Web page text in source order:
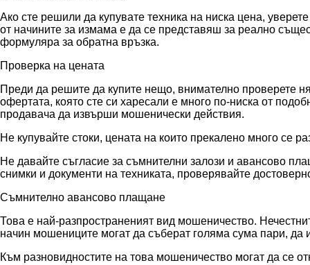
Ако сте решили да купувате техника на ниска цена,
от начините за измама е да се представяш за реално
формуляра за обратна връзка.
Проверка на цената
Преди да решите да купите нещо, внимателно проверете
офертата, която сте си харесали е много по-ниска от
продавача да извърши мошенически действия.
Не купувайте стоки, цената на които прекалено много се
Не давайте съгласие за съмнителни залози и авансово
снимки и документи на техниката, проверявайте
Съмнително авансово плащане
Това е най-разпространеният вид мошеничество.
начин мошениците могат да съберат голяма сума пари, да
Към разновидностите на това мошеничество могат да се